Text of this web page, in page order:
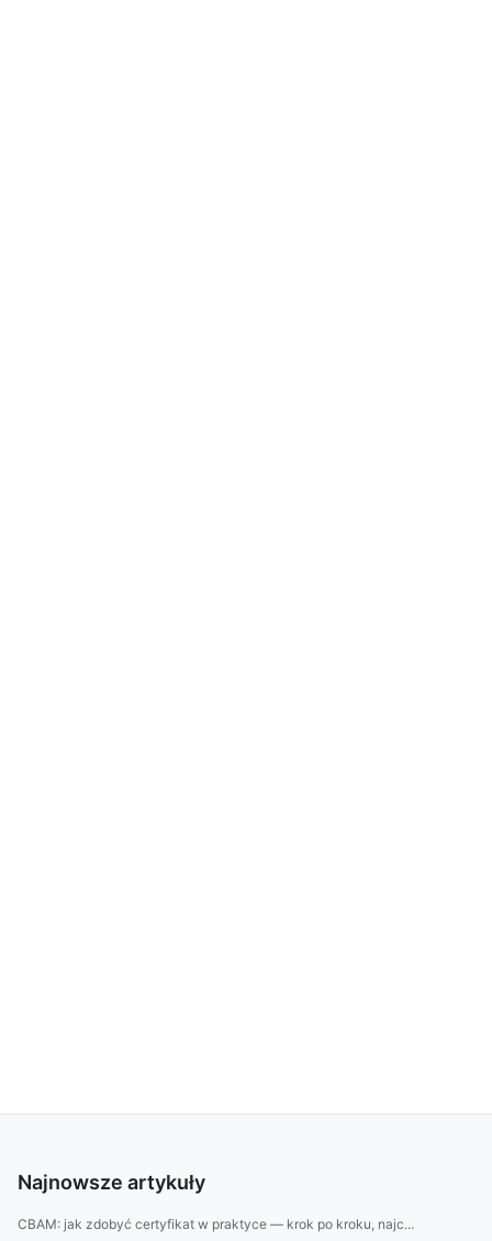
Najnowsze artykuły
CBAM: jak zdobyć certyfikat w praktyce — krok po kroku, najc...